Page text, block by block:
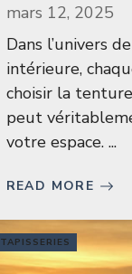
mars 12, 2025
Dans l’univers
intérieure,
choisir la
peut
votre espace. ...
READ MORE
TAPISSERIES